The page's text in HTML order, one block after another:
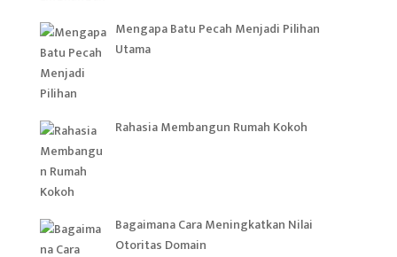
Mengapa Batu Pecah Menjadi Pilihan
Utama
Rahasia Membangun Rumah Kokoh
Bagaimana Cara Meningkatkan Nilai
Otoritas Domain